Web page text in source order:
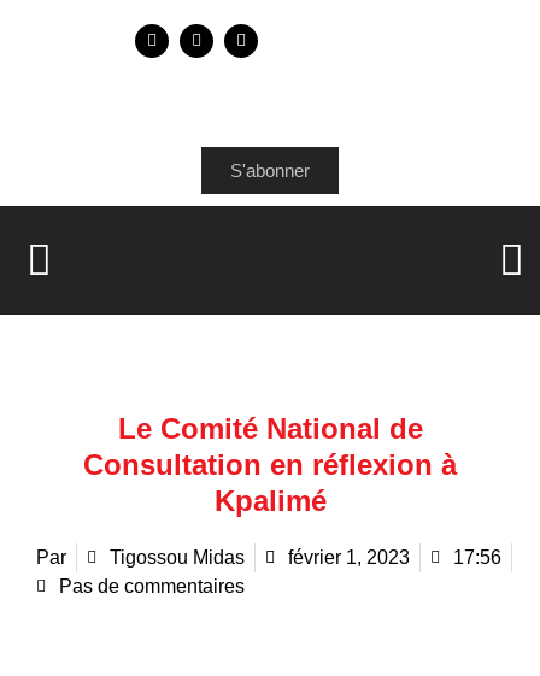
S'abonner
Le Comité National de
Consultation en réflexion à
Kpalimé
Par Tigossou Midas février 1, 2023
17:56
Pas de commentaires